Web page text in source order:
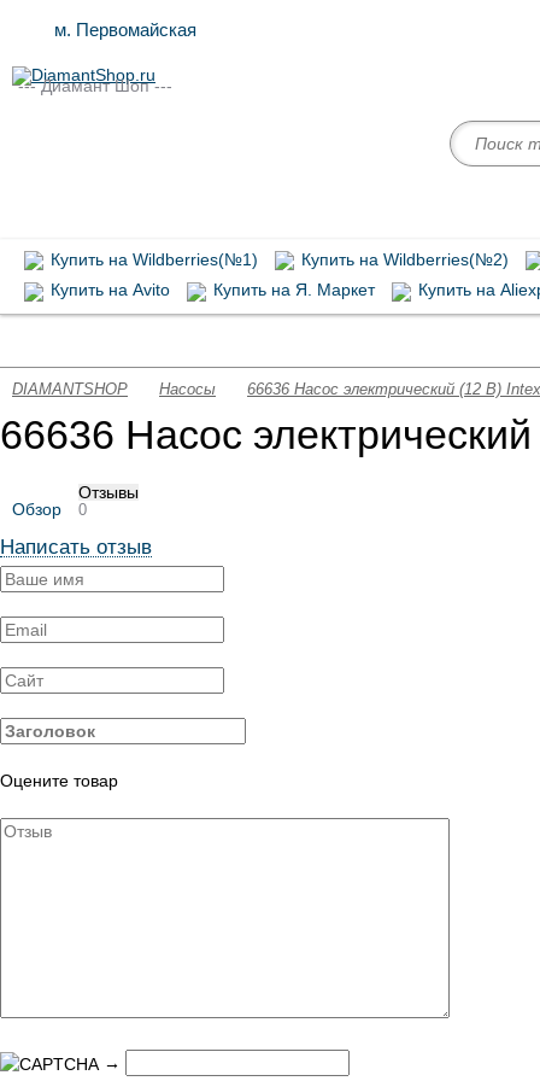
м. Первомайская
--- Диамант Шоп ---
Купить на Wildberries(№1)
Купить на Wildberries(№2)
Купить на Avito
Купить на Я. Маркет Купить на
DIAMANTSHOP Насосы 66636 Насос электрический (12 В) Intex
66636 Насос
Обзор
Отзывы
0
Написать отзыв
Оцените товар
→